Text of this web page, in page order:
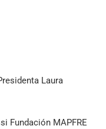
Laura
Fundación MAPFRE